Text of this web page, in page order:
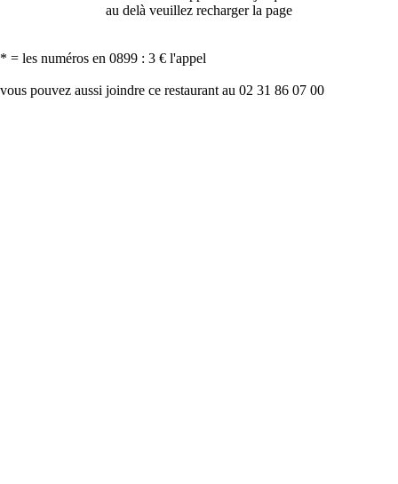
au delà veuillez recharger la page
* = les numéros en 0899 : 3 € l'appel
vous pouvez aussi joindre ce restaurant au 02 31 86 07 00